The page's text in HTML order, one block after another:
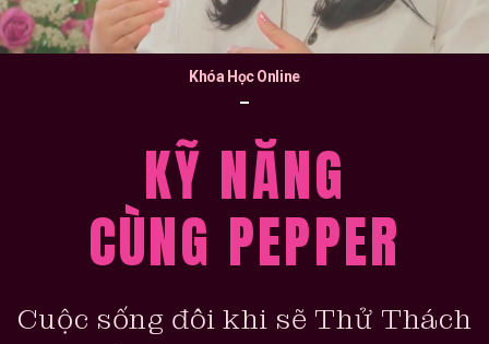
Khóa Học Online
KỸ NĂNG
CÙNG PEPPER
Cuộc sống đôi khi sẽ Thử Thách